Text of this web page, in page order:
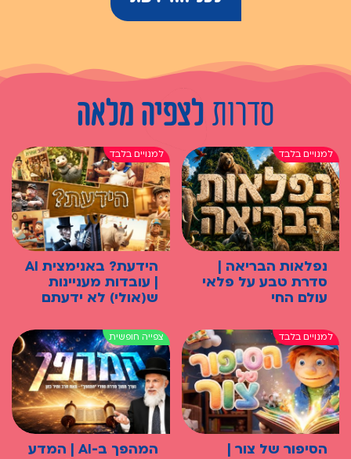
סדרות לצפיה מלאה
נפלאות הבריאה |
סדרת טבע על פלאי
עולם החי
הידעת? באנימצית AI
| עובדות מעניינות
ש(אולי) לא ידעתם
הסיפור של צור |
המהפך ב-AI | המדע